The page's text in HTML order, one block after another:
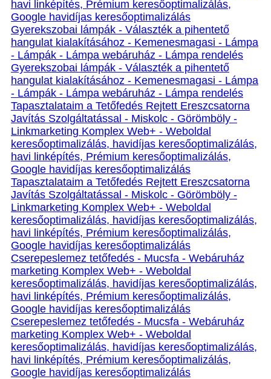
havi linképítés, Prémium keresőoptimalizálás,
Google havidíjas keresőoptimalizálás
Gyerekszobai lámpák - Választék a pihentető
hangulat kialakításához - Kemenesmagasi - Lámpa
- Lámpák - Lámpa webáruház - Lámpa rendelés
Gyerekszobai lámpák - Választék a pihentető
hangulat kialakításához - Kemenesmagasi - Lámpa
- Lámpák - Lámpa webáruház - Lámpa rendelés
Tapasztalataim a Tetőfedés Rejtett Ereszcsatorna
Javítás Szolgáltatással - Miskolc - Görömböly -
Linkmarketing Komplex Web+ - Weboldal
keresőoptimalizálás, havidíjas keresőoptimalizálás,
havi linképítés, Prémium keresőoptimalizálás,
Google havidíjas keresőoptimalizálás
Tapasztalataim a Tetőfedés Rejtett Ereszcsatorna
Javítás Szolgáltatással - Miskolc - Görömböly -
Linkmarketing Komplex Web+ - Weboldal
keresőoptimalizálás, havidíjas keresőoptimalizálás,
havi linképítés, Prémium keresőoptimalizálás,
Google havidíjas keresőoptimalizálás
Cserepeslemez tetőfedés - Mucsfa - Webáruház
marketing Komplex Web+ - Weboldal
keresőoptimalizálás, havidíjas keresőoptimalizálás,
havi linképítés, Prémium keresőoptimalizálás,
Google havidíjas keresőoptimalizálás
Cserepeslemez tetőfedés - Mucsfa - Webáruház
marketing Komplex Web+ - Weboldal
keresőoptimalizálás, havidíjas keresőoptimalizálás,
havi linképítés, Prémium keresőoptimalizálás,
Google havidíjas keresőoptimalizálás